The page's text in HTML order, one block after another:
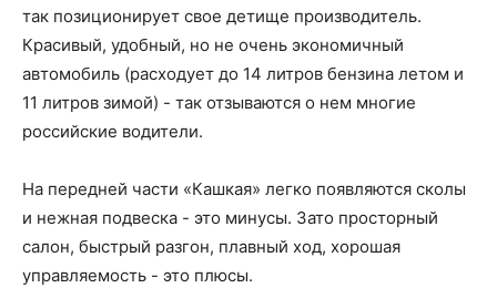
так позиционирует свое детище производитель.
Красивый, удобный, но не очень экономичный
автомобиль (расходует до 14 литров бензина летом и
11 литров зимой) - так отзываются о нем многие
российские водители.
На передней части «Кашкая» легко появляются сколы
и нежная подвеска - это минусы. Зато просторный
салон, быстрый разгон, плавный ход, хорошая
управляемость - это плюсы.